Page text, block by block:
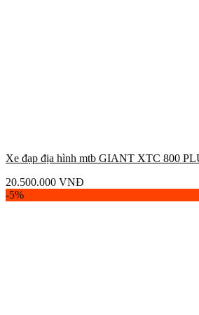
Xe đạp địa hình mtb GIANT XTC 800
20.500.000 VNĐ
-5%